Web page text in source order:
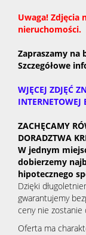
Uwaga! Zdjęcia
nieruchomości.
Zapraszamy na
Szczegółowe
WJĘCEJ ZDJĘĆ
INTERNETOWEJ
ZACHĘCAMY
DORADZTWA
W jednym
dobierzemy
hipotecznego
Dzięki
gwarantujemy
ceny nie zostanie
Oferta ma